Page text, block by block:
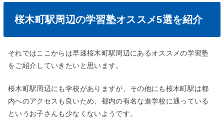
桜木町駅周辺の学習塾オススメ5選を紹介
それではここからは早速桜木町駅周辺にあるオススメの学習塾
をご紹介していきたいと思います。
桜木町駅周辺にも学校がありますが、その他にも桜木町駅は都
内へのアクセスも良いため、都内の有名な進学校に通っている
というお子さんも少なくないようです。